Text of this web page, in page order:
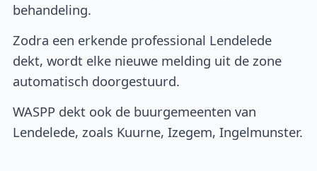
behandeling.
Zodra een erkende professional Lendelede
dekt, wordt elke nieuwe melding uit de zone
automatisch doorgestuurd.
WASPP dekt ook de buurgemeenten van
Lendelede, zoals Kuurne, Izegem, Ingelmunster.